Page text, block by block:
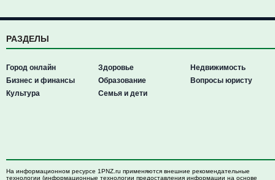
РАЗДЕЛЫ
Город онлайн
Бизнес и финансы
Культура
Здоровье
Образование
Семья и дети
Недвижимость
Вопросы юристу
На информационном ресурсе 1PNZ.ru применяются внешние рекомендательные
технологии (информационные технологии предоставления информации на основе